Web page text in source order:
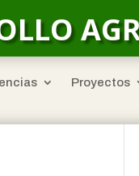
Proyectos